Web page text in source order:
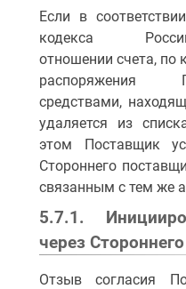
Если в
кодекса
отношении счета, по
распоряжения
средствами,
удаляется из
этом Поставщик
Стороннего
связанным с тем же
5.7.1.
через
Отзыв согласия